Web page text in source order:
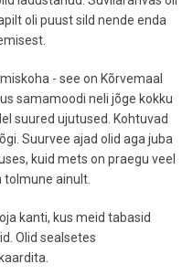
oli puust sild nende enda
- see on Kõrvemaal
samamoodi neli jõge kokku
suured ujutused. Kohtuvad
Suurvee ajad olid aga juba
kuid mets on praegu veel
tolmune ainult.
kanti, kus meid tabasid
Olid sealsetes